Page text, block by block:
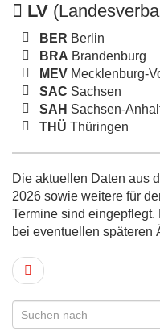
LV
BER Berlin
BRA Brandenburg
MEV Mecklenburg-
SAC Sachsen
SAH Sachsen-
THÜ Thüringen
Die aktuellen Daten aus
2026 sowie weitere für
Termine sind
bei eventuellen späteren